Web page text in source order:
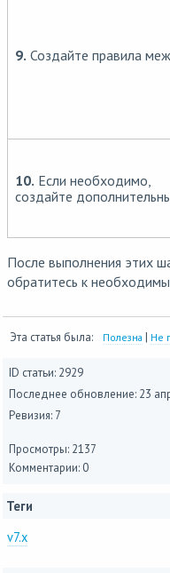
9. Создайте правила
10. Если необходимо,
создайте
После выполнения этих
обратитесь к
Эта статья была: Полезна | Не
ID статьи: 2929
Последнее обновление: 23
Ревизия: 7
Просмотры: 2137
Комментарии: 0
Теги
v7.x